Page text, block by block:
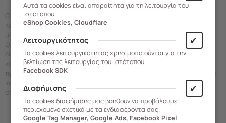
Οι γυάλινες ζυγαριές ξεχωρίζουν για την ανθεκτικότητά τους,
καθώς διαθέτουν γυαλί κατάλληλου πάχους που εξασφαλίζει
μεγαλύτερη ασφάλεια και προστασία. Ρυθμίστε εύκολα τη
ζυγαριά σας και επιλέξτε τη μονάδα μέτρησης που προτιμάτε,
είτε σε κιλά είτε σε λίβρες, για άνετη και πρακτική χρήση στην
καθημερινότητά σας. Συνεχίστε την οργάνωση του μπάνιου σας,
προσθέτοντας στο χώρο
καλύτερη διαχείριση χώρου, περισσότερη πρακτικότητα και
οργάνωση.
Αυτά τα cookies είναι απαραίτητα για τη λειτουργία του
ιστότοπου.
eShop Cookies, Cloudflare
Λειτουργικότητας ✔
Τα cookies λειτουργικότητας χρησιμοποιούνται για την
βελτίωση της λειτουργίας του ιστότοπου.
Facebook SDK
Διαφήμισης ✔
Τα cookies διαφήμισης μας βοηθουν να προβάλουμε
περιεχομένο σχετικά με τα ενδιαφέροντα σας.
Google Tag Manager, Google Ads, Facebook Pixel